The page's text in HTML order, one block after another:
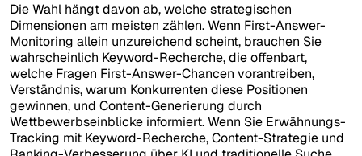
Die Wahl hängt davon ab, welche strategischen
Dimensionen am meisten zählen. Wenn First-Answer-
Monitoring allein unzureichend scheint, brauchen Sie
wahrscheinlich Keyword-Recherche, die offenbart,
welche Fragen First-Answer-Chancen vorantreiben,
Verständnis, warum Konkurrenten diese Positionen
gewinnen, und Content-Generierung durch
Wettbewerbseinblicke informiert. Wenn Sie Erwähnungs-
Tracking mit Keyword-Recherche, Content-Strategie und